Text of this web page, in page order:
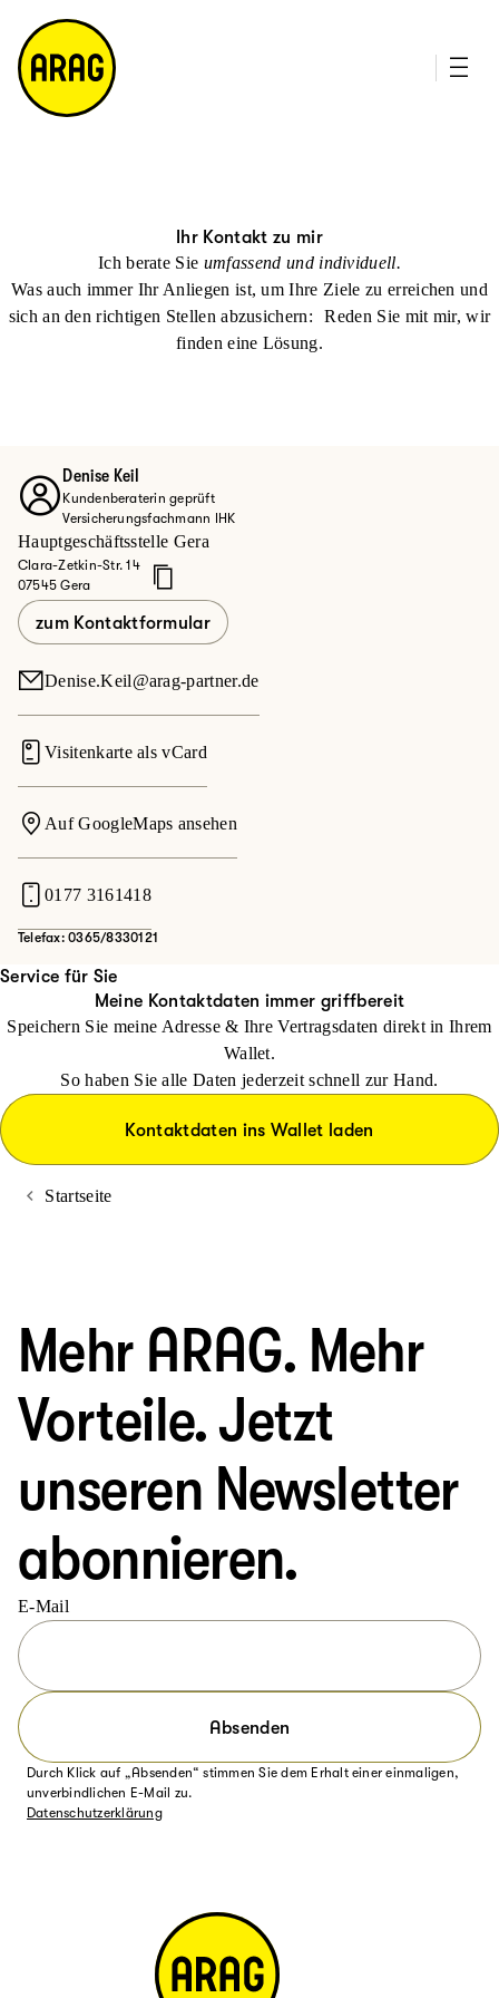
m
a
p
Ihr Kontakt zu mir
Ich berate Sie umfassend und individuell.
Was auch immer Ihr Anliegen ist, um Ihre Ziele zu erreichen und
sich an den richtigen Stellen abzusichern: Reden Sie mit mir, wir
finden eine Lösung.
Denise Keil
Kundenberaterin geprüft
Versicherungsfachmann IHK
Hauptgeschäftsstelle Gera
Clara-Zetkin-Str. 14
07545 Gera
zum Kontaktformular
Denise.Keil@arag-partner.de
Visitenkarte als vCard
Auf GoogleMaps ansehen
0177 3161418
Telefax: 0365/8330121
Service für Sie
Meine Kontaktdaten immer griffbereit
Speichern Sie meine Adresse & Ihre Vertragsdaten direkt in Ihrem
Wallet.
So haben Sie alle Daten jederzeit schnell zur Hand.
Kontaktdaten ins Wallet laden
Startseite
Mehr ARAG. Mehr
Vorteile. Jetzt
unseren Newsletter
abonnieren.
E-Mail
Absenden
Durch Klick auf „Absenden“ stimmen Sie dem Erhalt einer einmaligen,
unverbindlichen E-Mail zu.
Datenschutzerklärung